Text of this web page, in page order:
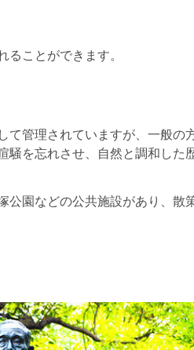
ことができます。
管理されていますが、一般の
騒を忘れさせ、自然と調和した
公園などの公共施設があり、散